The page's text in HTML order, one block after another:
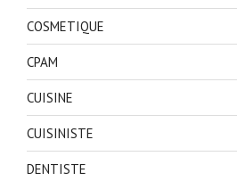
COSMETIQUE
CPAM
CUISINE
CUISINISTE
DENTISTE